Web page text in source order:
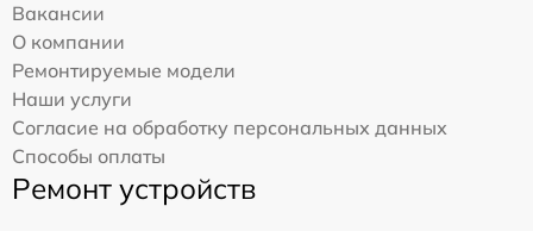
Вакансии
О компании
Ремонтируемые модели
Наши услуги
Согласие на обработку персональных данных
Способы оплаты
Ремонт устройств